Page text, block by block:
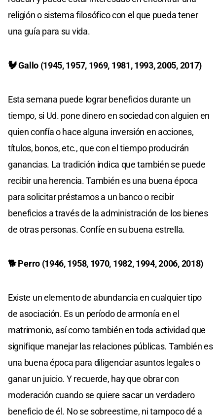
religión o sistema filosófico con el que pueda tener
una guía para su vida.
🐓 Gallo (1945, 1957, 1969, 1981, 1993, 2005, 2017)
Esta semana puede lograr beneficios durante un
tiempo, si Ud. pone dinero en sociedad con alguien en
quien confía o hace alguna inversión en acciones,
títulos, bonos, etc., que con el tiempo producirán
ganancias. La tradición indica que también se puede
recibir una herencia. También es una buena época
para solicitar préstamos a un banco o recibir
beneficios a través de la administración de los bienes
de otras personas. Confíe en su buena estrella.
🐕 Perro (1946, 1958, 1970, 1982, 1994, 2006, 2018)
Existe un elemento de abundancia en cualquier tipo
de asociación. Es un período de armonía en el
matrimonio, así como también en toda actividad que
signifique manejar las relaciones públicas. También es
una buena época para diligenciar asuntos legales o
ganar un juicio. Y recuerde, hay que obrar con
moderación cuando se quiere sacar un verdadero
beneficio de él. No se sobreestime, ni tampoco dé a